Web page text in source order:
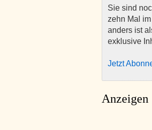
Sie sind
zehn Mal
anders ist
exklusive
Jetzt
Anzeigen